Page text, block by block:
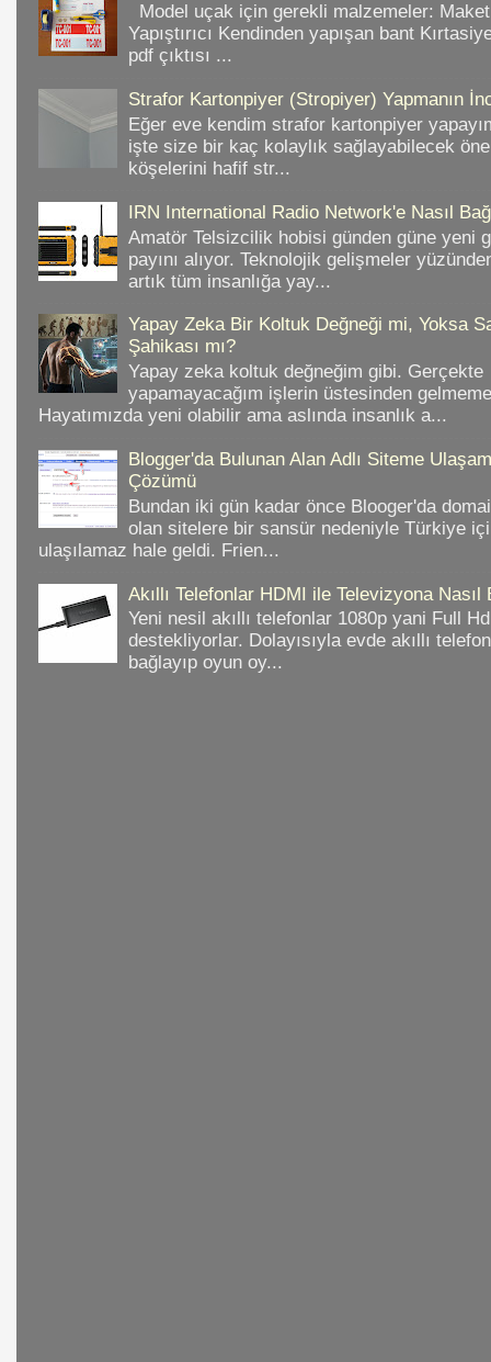
Model uçak için gerekli malzemeler: Maket
Yapıştırıcı Kendinden yapışan bant
pdf çıktısı ...
Strafor Kartonpiyer (Stropiyer) Yapmanın
Eğer eve kendim strafor kartonpiyer
işte size bir kaç kolaylık sağlayabilecek
köşelerini hafif str...
IRN International Radio Network'e Nasıl
Amatör Telsizcilik hobisi günden güne yeni
payını alıyor. Teknolojik gelişmeler
artık tüm insanlığa yay...
Yapay Zeka Bir Koltuk Değneği mi, Yoksa
Şahikası mı?
Yapay zeka koltuk değneğim gibi. Gerçekte
yapamayacağım işlerin üstesinden
Hayatımızda yeni olabilir ama aslında insanlık a...
Blogger'da Bulunan Alan Adlı Siteme
Çözümü
Bundan iki gün kadar önce Blooger'da
olan sitelere bir sansür nedeniyle Türkiye
ulaşılamaz hale geldi. Frien...
Akıllı Telefonlar HDMI ile Televizyona Nasıl
Yeni nesil akıllı telefonlar 1080p yani Full
destekliyorlar. Dolayısıyla evde akıllı
bağlayıp oyun oy...